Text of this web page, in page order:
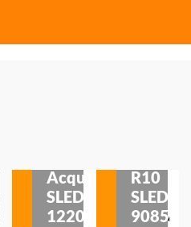
Acqua
SLED
1220
R10
SLED
9085